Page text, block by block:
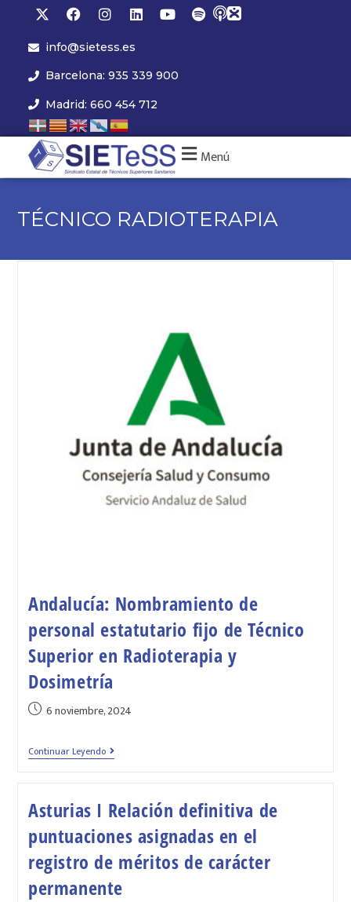
info@sietess.es
Barcelona: 935 339 900
Madrid: 660 454 712
Menú
TÉCNICO RADIOTERAPIA
Andalucía: Nombramiento de
personal estatutario fijo de Técnico
Superior en Radioterapia y
Dosimetría
6 noviembre, 2024
Continuar Leyendo
Asturias I Relación definitiva de
puntuaciones asignadas en el
registro de méritos de carácter
permanente